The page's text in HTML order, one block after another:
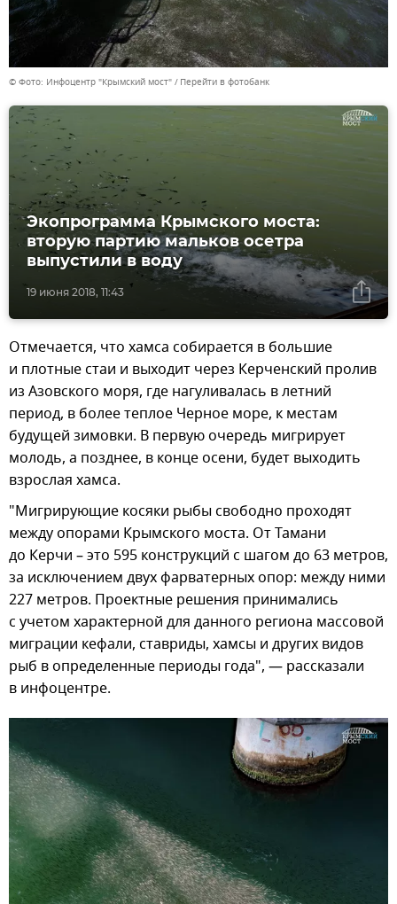
© Фото: Инфоцентр "Крымский мост" Перейти в фотобанк
19 июня 2018, 11:43
Экопрограмма Крымского моста:
вторую партию мальков осетра
выпустили в воду
Отмечается, что хамса собирается в большие
и плотные стаи и выходит через Керченский пролив
из Азовского моря, где нагуливалась в летний
период, в более теплое Черное море, к местам
будущей зимовки. В первую очередь мигрирует
молодь, а позднее, в конце осени, будет выходить
взрослая хамса.
"Мигрирующие косяки рыбы свободно проходят
между опорами Крымского моста. От Тамани
до Керчи – это 595 конструкций с шагом до 63 метров,
за исключением двух фарватерных опор: между ними
227 метров. Проектные решения принимались
с учетом характерной для данного региона массовой
миграции кефали, ставриды, хамсы и других видов
рыб в определенные периоды года", — рассказали
в инфоцентре.